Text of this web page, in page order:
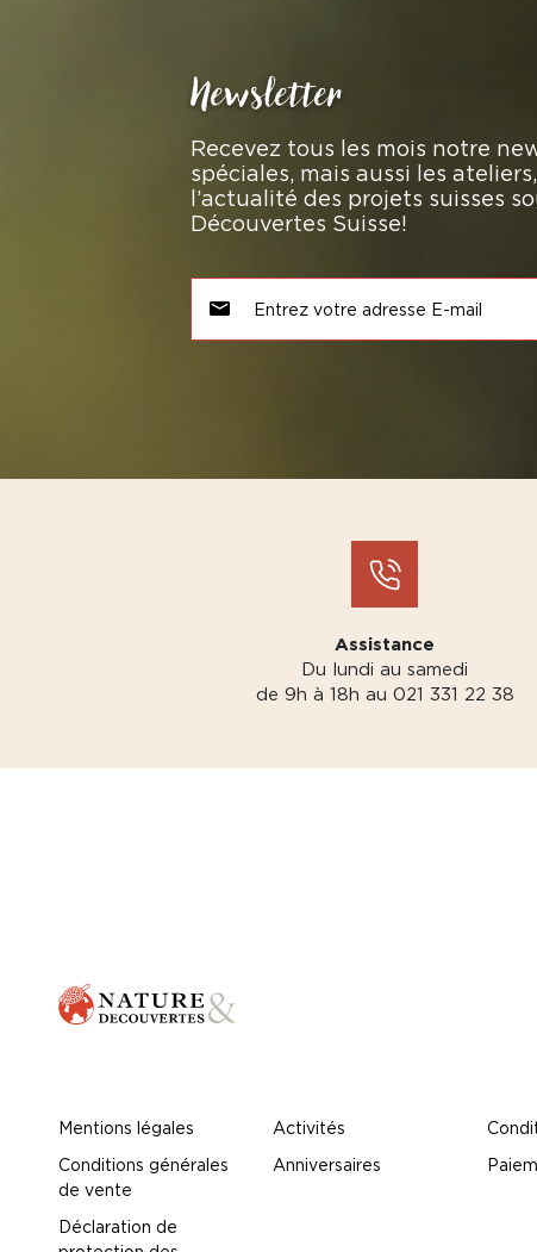
Newsletter
Recevez tous les mois notre
spéciales, mais aussi les
l’actualité des projets suisses
Découvertes Suisse!
Assistance
Du lundi au samedi
de 9h à 18h au 021 331 22 38
Mentions légales
Conditions générales
de vente
Déclaration de
Activités
Anniversaires